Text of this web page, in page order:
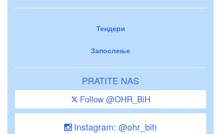
Тендери
Запослење
PRATITE NAS
Follow @OHR_BiH
Instagram: @ohr_bih